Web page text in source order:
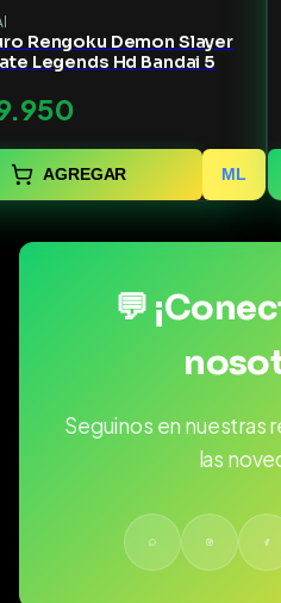
Rengoku Demon Slayer
Legends Hd Bandai 5
AGREGAR ML
💬
Seguinos en nuestras
las